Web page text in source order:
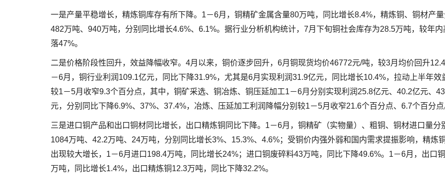
一是产量平稳增长，精炼铜库存有所下降。1－6月，铜精矿金属含量80万吨，同比增长8.4%，精炼铜、铜材产
482万吨、940万吨，分别同比增长4.6%、6.1%。据行业分析机构统计，7月下旬铜社会库存为28.5万吨，较年内
落47%。
二是价格阶段性回升，效益降幅收窄。4月以来，铜价逐步回升，6月铜现货均价46772元/吨，较3月均价回升
－6月，铜行业利润109.1亿元，同比下降31.9%，尤其是6月实现利润31.9亿元，同比增长10.4%，拉动上半年效
较1－5月收窄9.3个百分点，其中，铜矿采选、铜冶炼、铜压延加工1－6月分别实现利润25.8亿元、40.2亿元、
元，分别同比下降6.9%、37%、37.4%，冶炼、压延加工利润降幅分别较1－5月收窄21.6个百分点、6.7个百分点
三是进口铜产品和出口铜材同比增长，出口精炼铜同比下降。1－6月，铜精矿（实物量）、粗铜、铜材进口量分
1084万吨、42.2万吨、24万吨，分别同比增长3%、15.3%、4.6%；受铜价内强外弱和国内需求提振影响，精炼
出现较大增长，1－6月进口198.4万吨，同比增长24%；进口铜废碎料43万吨，同比下降49.6%。1－6月，出口
万吨，同比增长1.4%，出口精炼铜12.3万吨，同比下降32.2%。